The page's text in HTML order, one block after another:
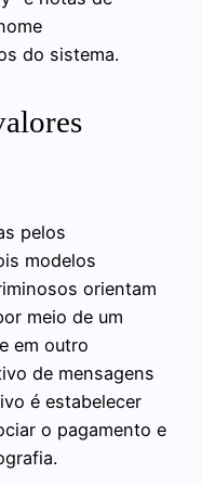
do sistema.
pelos
modelos
orientam
meio de um
em outro
de mensagens
é estabelecer
o pagamento e